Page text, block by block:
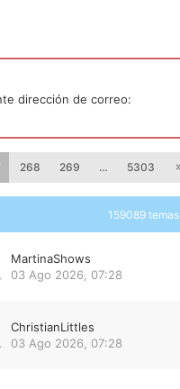
dirección de correo:
268 269 … 5303
159089 temas
MartinaShows
03 Ago 2026, 07:28
ChristianLittles
03 Ago 2026, 07:28